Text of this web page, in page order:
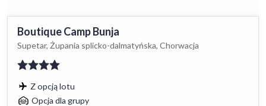
Boutique Camp Bunja
Supetar, Żupania splicko-dalmatyńska, Chorwacja
Z opcją lotu
Opcja dla grupy